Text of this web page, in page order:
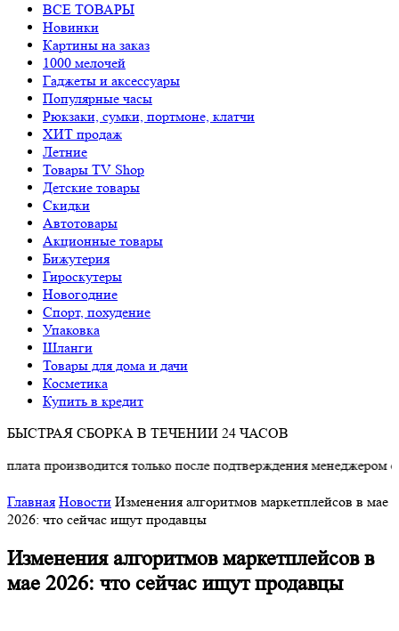
ВСЕ ТОВАРЫ
Новинки
Картины на заказ
1000 мелочей
Гаджеты и аксессуары
Популярные часы
Рюкзаки, сумки, портмоне, клатчи
ХИТ продаж
Летние
Товары TV Shop
Детские товары
Cкидки
Автотовары
Акционные товары
Бижутерия
Гироскутеры
Новогодние
Спорт, похудение
Упаковка
Шланги
Товары для дома и дачи
Косметика
Купить в кредит
БЫСТРАЯ СБОРКА В ТЕЧЕНИИ 24 ЧАСОВ
производится только после подтверждения менеджером о
Главная Новости Изменения алгоритмов маркетплейсов в мае
2026: что сейчас ищут продавцы
Изменения алгоритмов маркетплейсов в
мае 2026: что сейчас ищут продавцы